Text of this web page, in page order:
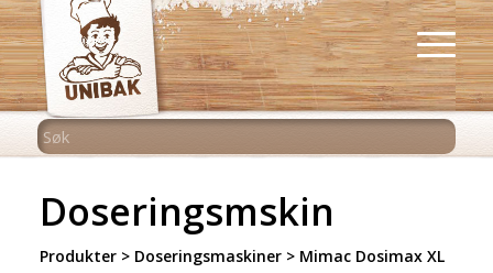
Doseringsmskin
Produkter> Doseringsmaskiner> Mimac Dosimax XL